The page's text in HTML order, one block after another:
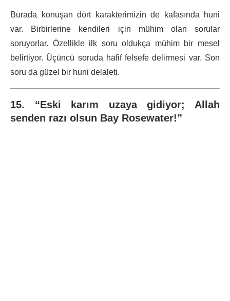
Burada konuşan dört karakterimizin de kafasında huni
var. Birbirlerine kendileri için mühim olan sorular
soruyorlar. Özellikle ilk soru oldukça mühim bir mesel
belirtiyor. Üçüncü soruda hafif felsefe delirmesi var. Son
soru da güzel bir huni delaleti.
15. “Eski karım uzaya gidiyor; Allah
senden razı olsun Bay Rosewater!”